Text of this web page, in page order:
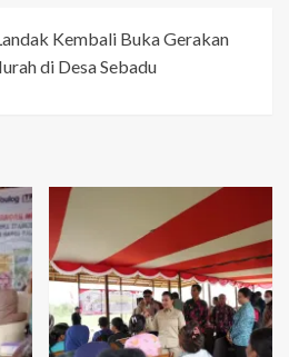
Kembali Buka Gerakan
di Desa Sebadu